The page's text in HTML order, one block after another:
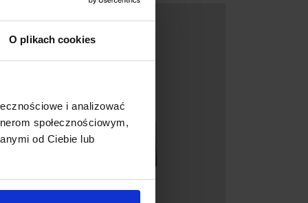
O plikach cookies
i analizować
społecznościowym,
od Ciebie lub